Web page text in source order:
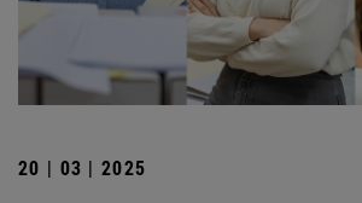
20 | 03 | 2025